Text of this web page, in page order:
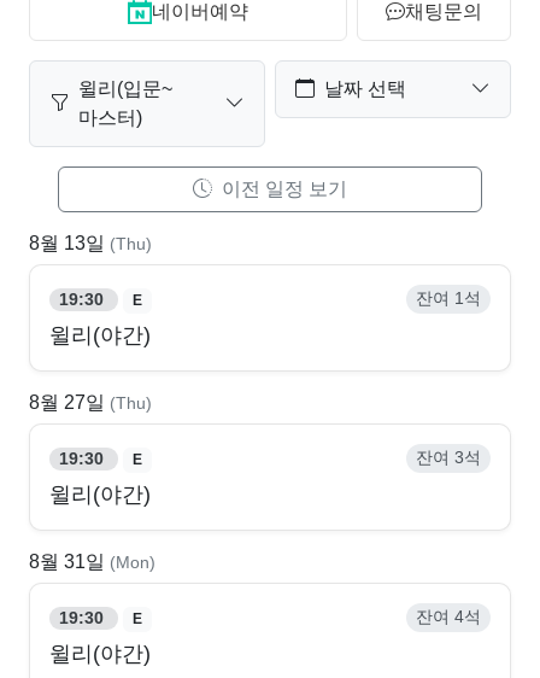
네이버예약 채팅문의
윌리(입문~
마스터)
날짜 선택
이전 일정 보기
8월 13일 (Thu)
19:30 E 잔여 1석
윌리(야간)
8월 27일 (Thu)
19:30 E 잔여 3석
윌리(야간)
8월 31일 (Mon)
19:30 E 잔여 4석
윌리(야간)